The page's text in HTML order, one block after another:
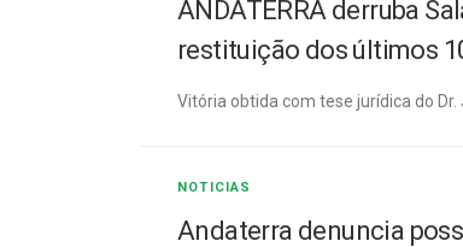
ANDATERRA derruba
restituição dos últimos
Vitória obtida com tese jurídica do
NOTICIAS
Andaterra denuncia